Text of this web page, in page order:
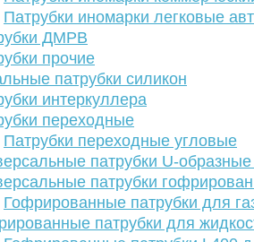
Патрубки иномарки легковые
ДМРВ
прочие
патрубки силикон
интеркуллера
переходные
Патрубки переходные угловые
патрубки U-
патрубки
Гофрированные патрубки для
патрубки для